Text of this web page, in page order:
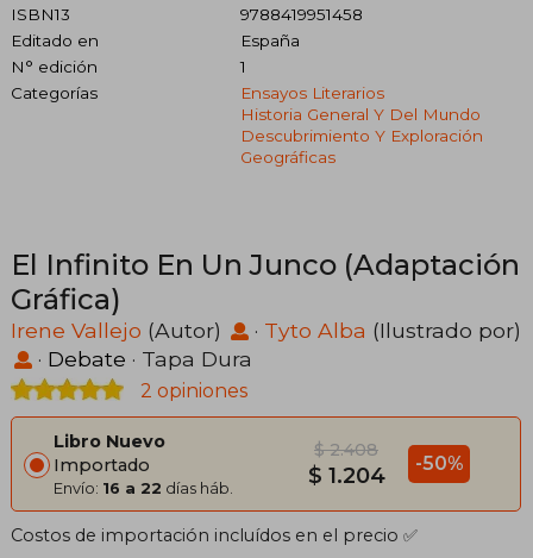
ISBN13
9788419951458
Editado en
España
N° edición
1
Categorías
Ensayos Literarios
Historia General Y Del Mundo
Descubrimiento Y Exploración
Geográficas
El Infinito En Un Junco (Adaptación
Gráfica)
Irene Vallejo (Autor) · Tyto Alba (Ilustrado por)
· Debate · Tapa Dura
2 opiniones
Libro Nuevo
Importado
Envío: 16 a 22 días háb.
$ 2.408
$ 1.204 -50%
Costos de importación incluídos en el precio ✅